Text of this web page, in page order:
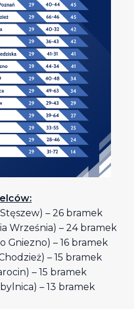
– 26 bramek
Września) – 24 bramek
Gniezno) – 16 bramek
– 15 bramek
– 15 bramek
– 13 bramek